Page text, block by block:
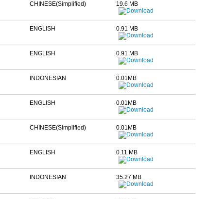
CHINESE(Simplified) 19.6 MB
ENGLISH 0.91 MB
ENGLISH 0.91 MB
INDONESIAN 0.01MB
ENGLISH 0.01MB
CHINESE(Simplified) 0.01MB
ENGLISH 0.11 MB
INDONESIAN 35.27 MB